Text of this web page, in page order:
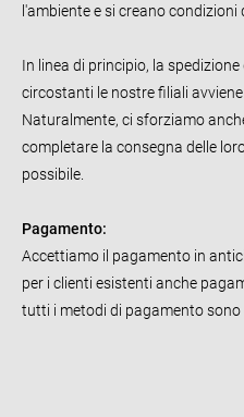
l'ambiente e si creano condizioni
In linea di principio, la
circostanti le nostre filiali
Naturalmente, ci sforziamo
completare la consegna delle
possibile.
Pagamento:
Accettiamo il pagamento in
per i clienti esistenti anche
tutti i metodi di pagamento sono